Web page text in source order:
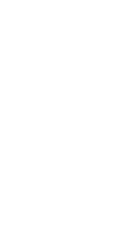
Rois di
Hadir!